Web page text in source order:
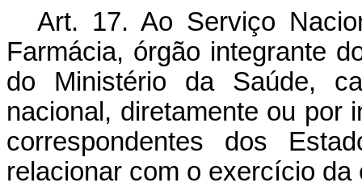
Art. 17. Ao Serviço
Farmácia, órgão integrante
do Ministério da Saúde,
nacional, diretamente ou por
correspondentes dos
relacionar com o exercício da